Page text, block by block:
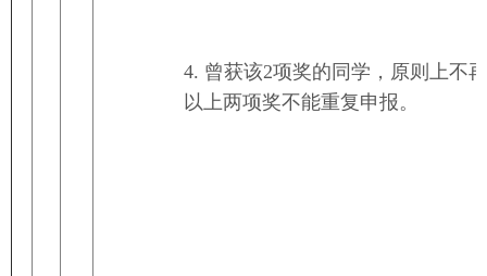
4. 曾获该2项奖的同学，原则上不
以上两项奖不能重复申报。